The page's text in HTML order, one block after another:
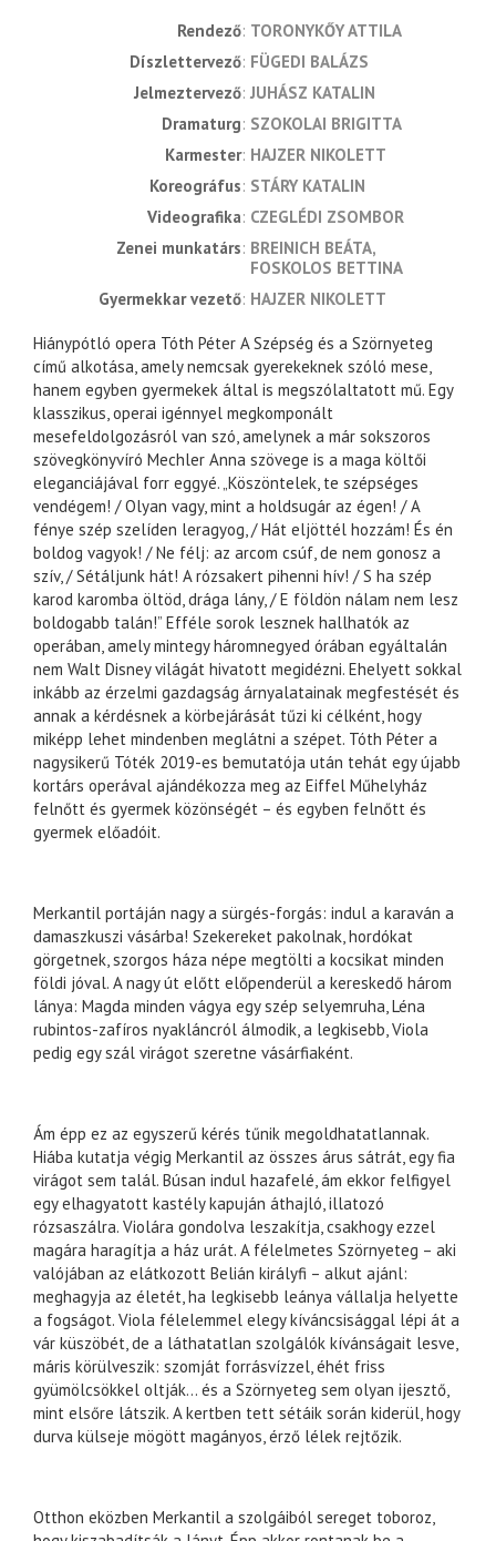
rendező TORONYKŐY ATTILA
díszlettervező FÜGEDI BALÁZS
jelmeztervező JUHÁSZ KATALIN
dramaturg SZOKOLAI BRIGITTA
karmester HAJZER NIKOLETT
koreográfus STÁRY KATALIN
videografika CZEGLÉDI ZSOMBOR
zenei munkatárs BREINICH BEÁTA
FOSKOLOS BETTINA
gyermekkar vezető HAJZER NIKOLETT
Hiánypótló opera Tóth Péter A Szépség és a Szörnyeteg
című alkotása, amely nemcsak gyerekeknek szóló mese,
hanem egyben gyermekek által is megszólaltatott mű. Egy
klasszikus, operai igénnyel megkomponált
mesefeldolgozásról van szó, amelynek a már sokszoros
szövegkönyvíró Mechler Anna szövege is a maga költői
eleganciájával forr eggyé. „Köszöntelek, te szépséges
vendégem! / Olyan vagy, mint a holdsugár az égen! / A
fénye szép szelíden leragyog, / Hát eljöttél hozzám! És én
boldog vagyok! / Ne félj: az arcom csúf, de nem gonosz a
szív, / Sétáljunk hát! A rózsakert pihenni hív! / S ha szép
karod karomba öltöd, drága lány, / E földön nálam nem lesz
boldogabb talán!” Efféle sorok lesznek hallhatók az
operában, amely mintegy háromnegyed órában egyáltalán
nem Walt Disney világát hivatott megidézni. Ehelyett sokkal
inkább az érzelmi gazdagság árnyalatainak megfestését és
annak a kérdésnek a körbejárását tűzi ki célként, hogy
miképp lehet mindenben meglátni a szépet. Tóth Péter a
nagysikerű Tóték 2019-es bemutatója után tehát egy újabb
kortárs operával ajándékozza meg az Eiffel Műhelyház
felnőtt és gyermek közönségét – és egyben felnőtt és
gyermek előadóit.
Merkantil portáján nagy a sürgés-forgás: indul a karaván a
damaszkuszi vásárba! Szekereket pakolnak, hordókat
görgetnek, szorgos háza népe megtölti a kocsikat minden
földi jóval. A nagy út előtt előpenderül a kereskedő három
lánya: Magda minden vágya egy szép selyemruha, Léna
rubintos-zafíros nyakláncról álmodik, a legkisebb, Viola
pedig egy szál virágot szeretne vásárfiaként.
Ám épp ez az egyszerű kérés tűnik megoldhatatlannak.
Hiába kutatja végig Merkantil az összes árus sátrát, egy fia
virágot sem talál. Búsan indul hazafelé, ám ekkor felfigyel
egy elhagyatott kastély kapuján áthajló, illatozó
rózsaszálra. Violára gondolva leszakítja, csakhogy ezzel
magára haragítja a ház urát. A félelmetes Szörnyeteg – aki
valójában az elátkozott Belián királyfi – alkut ajánl:
meghagyja az életét, ha legkisebb leánya vállalja helyette
a fogságot. Viola félelemmel elegy kíváncsisággal lépi át a
vár küszöbét, de a láthatatlan szolgálók kívánságait lesve,
máris körülveszik: szomját forrásvízzel, éhét friss
gyümölcsökkel oltják… és a Szörnyeteg sem olyan ijesztő,
mint elsőre látszik. A kertben tett sétáik során kiderül, hogy
durva külseje mögött magányos, érző lélek rejtőzik.
Otthon eközben Merkantil a szolgáiból sereget toboroz,